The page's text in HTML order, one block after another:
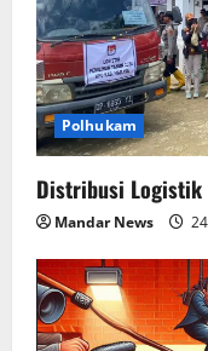
Polhukam
Distribusi Logistik
Mandar News